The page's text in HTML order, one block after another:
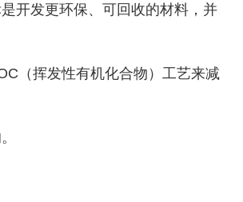
开发更环保、可回收的材料，并
（挥发性有机化合物）工艺来减